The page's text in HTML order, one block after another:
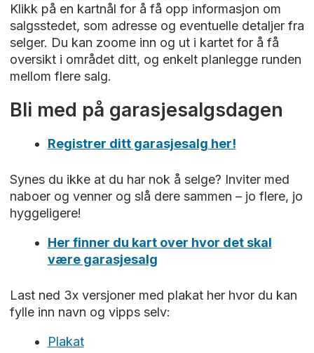
Klikk på en kartnål for å få opp informasjon om
salgsstedet, som adresse og eventuelle detaljer fra
selger. Du kan zoome inn og ut i kartet for å få
oversikt i området ditt, og enkelt planlegge runden
mellom flere salg.
Bli med på garasjesalgsdagen
Registrer ditt garasjesalg her!
Synes du ikke at du har nok å selge? Inviter med
naboer og venner og slå dere sammen – jo flere, jo
hyggeligere!
Her finner du kart over hvor det skal
være garasjesalg
Last ned 3x versjoner med plakat her hvor du kan
fylle inn navn og vipps selv:
Plakat